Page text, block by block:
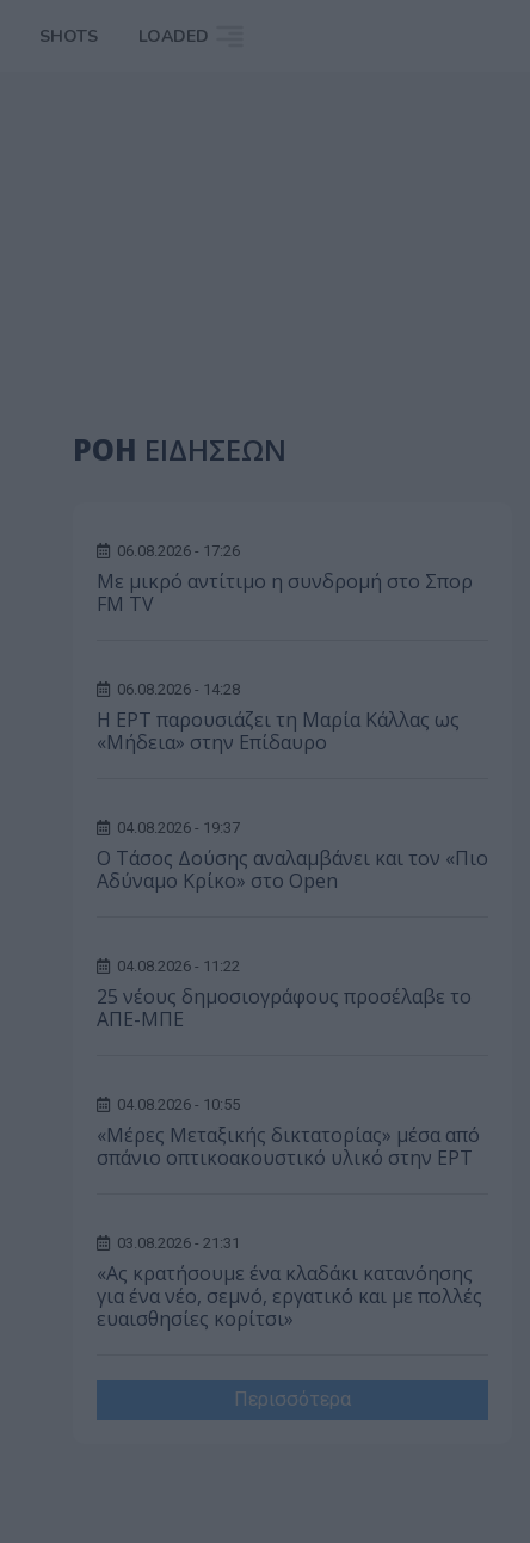
SHOTS LOADED
ΡΟΗ ΕΙΔΗΣΕΩΝ
06.08.2026 - 17:26
Με μικρό αντίτιμο η συνδρομή στο Σπορ
FM TV
06.08.2026 - 14:28
Η ΕΡΤ παρουσιάζει τη Μαρία Κάλλας ως
«Μήδεια» στην Επίδαυρο
04.08.2026 - 19:37
Ο Τάσος Δούσης αναλαμβάνει και τον «Πιο
Αδύναμο Κρίκο» στο Open
04.08.2026 - 11:22
25 νέους δημοσιογράφους προσέλαβε το
ΑΠΕ-ΜΠΕ
04.08.2026 - 10:55
«Μέρες Μεταξικής δικτατορίας» μέσα από
σπάνιο οπτικοακουστικό υλικό στην ΕΡΤ
03.08.2026 - 21:31
«Ας κρατήσουμε ένα κλαδάκι κατανόησης
για ένα νέο, σεμνό, εργατικό και με πολλές
ευαισθησίες κορίτσι»
Περισσότερα